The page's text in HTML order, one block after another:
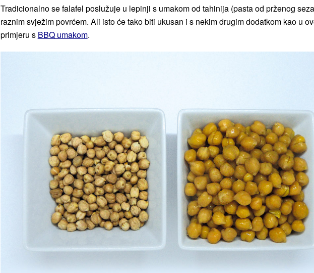
Tradicionalno se falafel poslužuje u lepinji s umakom od tahinija (pasta od prženog
raznim svježim povrćem. Ali isto će tako biti ukusan i s nekim drugim dodatkom kao u
primjeru s BBQ umakom.